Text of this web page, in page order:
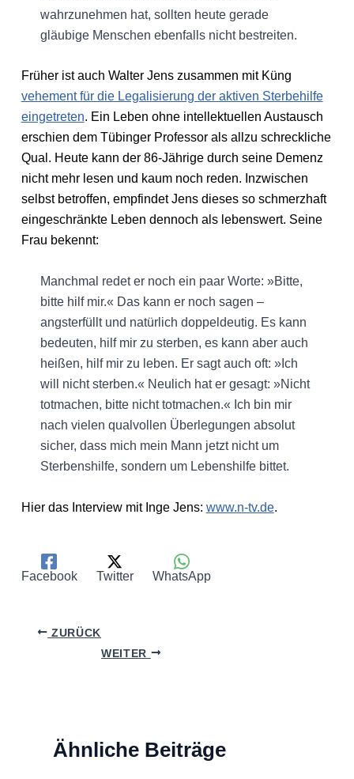
wahrzunehmen hat, sollten heute gerade
gläubige Menschen ebenfalls nicht bestreiten.
Früher ist auch Walter Jens zusammen mit Küng
vehement für die Legalisierung der aktiven Sterbehilfe
eingetreten. Ein Leben ohne intellektuellen Austausch
erschien dem Tübinger Professor als allzu schreckliche
Qual. Heute kann der 86-Jährige durch seine Demenz
nicht mehr lesen und kaum noch reden. Inzwischen
selbst betroffen, empfindet Jens dieses so schmerzhaft
eingeschränkte Leben dennoch als lebenswert. Seine
Frau bekennt:
Manchmal redet er noch ein paar Worte: »Bitte,
bitte hilf mir.« Das kann er noch sagen –
angsterfüllt und natürlich doppeldeutig. Es kann
bedeuten, hilf mir zu sterben, es kann aber auch
heißen, hilf mir zu leben. Er sagt auch oft: »Ich
will nicht sterben.« Neulich hat er gesagt: »Nicht
totmachen, bitte nicht totmachen.« Ich bin mir
nach vielen qualvollen Überlegungen absolut
sicher, dass mich mein Mann jetzt nicht um
Sterbenshilfe, sondern um Lebenshilfe bittet.
Hier das Interview mit Inge Jens: www.n-tv.de.
Facebook Twitter WhatsApp
ZURÜCK
WEITER
Ähnliche Beiträge